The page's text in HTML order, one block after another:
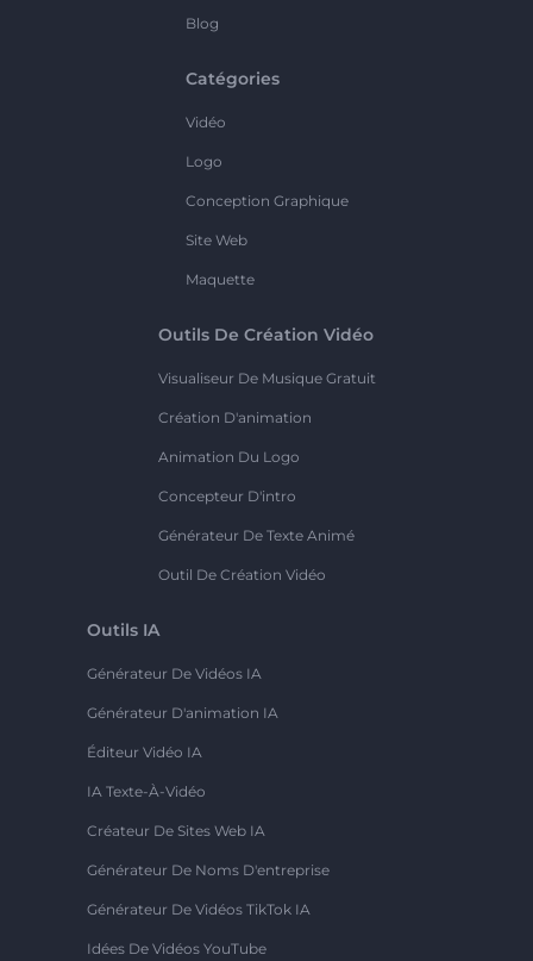
Blog
Catégories
Vidéo
Logo
Conception Graphique
Site Web
Maquette
Outils De Création Vidéo
Visualiseur De Musique Gratuit
Création D'animation
Animation Du Logo
Concepteur D'intro
Générateur De Texte Animé
Outil De Création Vidéo
Outils IA
Générateur De Vidéos IA
Générateur D'animation IA
Éditeur Vidéo IA
IA Texte-À-Vidéo
Créateur De Sites Web IA
Générateur De Noms D'entreprise
Générateur De Vidéos TikTok IA
Idées De Vidéos YouTube